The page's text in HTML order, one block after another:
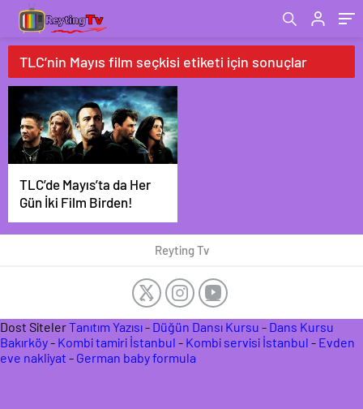
TLC’nin Mayıs film seçkisi etiketi için sonuçlar
TLC’de Mayıs’ta da Her
Gün İki Film Birden!
Reyting Tv
Dost SitelerTanıtım Yazısı- Düğün Dansı Kursu - Dans Kursu
Bakırköy- Kombi tamiri İstanbul - Kombi servisi İstanbul - Evden
eve nakliyat - German baby formula